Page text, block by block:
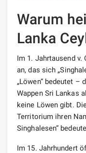
Warum
Lanka
Im 1. Jahrtausend v.
an, das sich
„Löwen“ bedeutet –
Wappen Sri Lankas
keine Löwen gibt.
Territorium ihren
Singhalesen“
Im 15. Jahrhundert